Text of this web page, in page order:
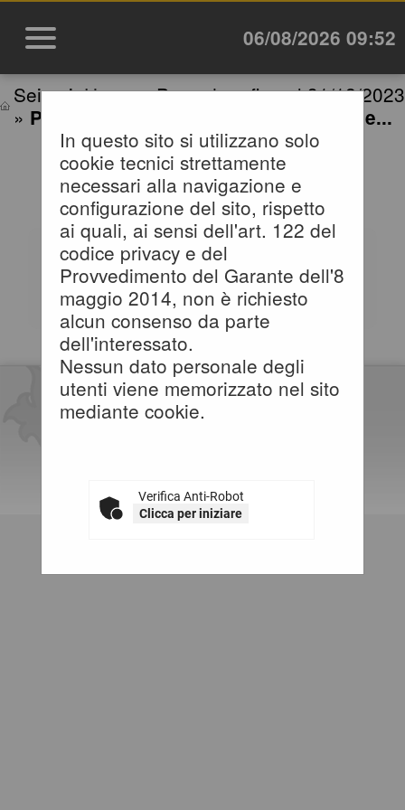
06/08/2026 09:52
Sei qui: Home»Procedure fino al 31/12/2023
» Prospetti annuali (art. 1 c. 32 L.190 de...
In questo sito si utilizzano solo
cookie tecnici strettamente
necessari alla navigazione e
configurazione del sito, rispetto
ai quali, ai sensi dell'art. 122 del
codice privacy e del
Provvedimento del Garante dell'8
maggio 2014, non è richiesto
alcun consenso da parte
dell'interessato.
Nessun dato personale degli
utenti viene memorizzato nel sito
mediante cookie.
Verifica Anti-Robot
Clicca per iniziare
PROSPETTI ANNUALI (ART.
1 C. 32 L.190 DEL 6/11/2012)
Tabelle riassuntive degli
affidamenti di lavori, servizi e
forniture (Adempimenti art.1
comma 32 Legge 190/2012).
Selezionare l'anno per accedere
alla consultazione dei dati
pubblicati.